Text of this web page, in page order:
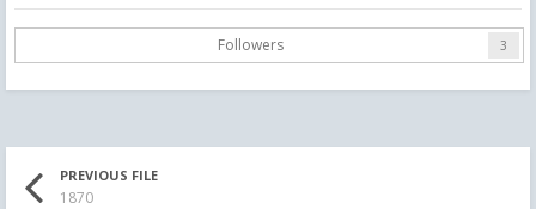
Followers 3
PREVIOUS FILE
1870